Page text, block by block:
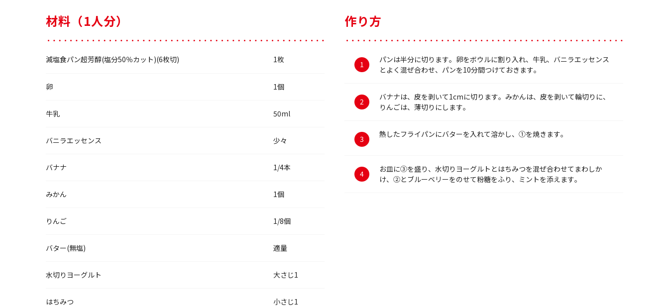
材料（1人分）
減塩食パン超芳醇(塩分50％カット)(6枚切) 1枚
卵 1個
牛乳 50ml
バニラエッセンス 少々
バナナ 1/4本
みかん 1個
りんご 1/8個
バター(無塩) 適量
水切りヨーグルト 大さじ1
はちみつ 小さじ1
作り方
パンは半分に切ります。卵をボウルに割り入れ、牛乳、バニラエッセンス
とよく混ぜ合わせ、パンを10分間つけておきます。
バナナは、皮を剥いて1cmに切ります。みかんは、皮を剥いて輪切りに、
りんごは、薄切りにします。
熱したフライパンにバターを入れて溶かし、①を焼きます。
お皿に③を盛り、水切りヨーグルトとはちみつを混ぜ合わせてまわしか
け、②とブルーベリーをのせて粉糖をふり、ミントを添えます。